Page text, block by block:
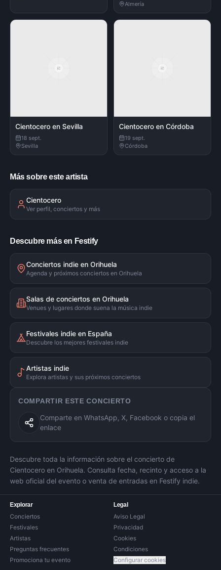
Almería
Cientocero en Sevilla
18 sept.
Sevilla
Cientocero en Córdoba
19 sept.
Córdoba
Más sobre este artista
Cientocero
Ver perfil, conciertos y más
Descubre más en Festify
Conciertos indie en Orihuela
Agenda y próximos conciertos en Orihuela
Salas de conciertos en Orihuela
Venues y lugares donde suena la música indie
Festivales indie en España
Descubre los mejores festivales indie
Artistas indie
Explora artistas y sus próximos conciertos
COMPARTIR ESTE CONCIERTO
Comparte en WhatsApp, X, Facebook o copia el
enlace
Descubre toda la información sobre el concierto de
Cientocero en Orihuela. Consulta fecha, recinto y acceso a la
web oficial del evento o venta de entradas en Festify indie.
Explorar
Conciertos
Festivales
Artistas
Preguntas frecuentes
Promociona tu evento
Legal
Aviso Legal
Privacidad
Cookies
Condiciones
Configurar cookies